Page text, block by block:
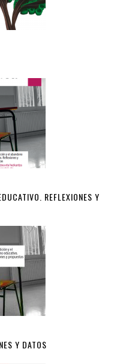
REFLEXIONES Y
Y DATOS